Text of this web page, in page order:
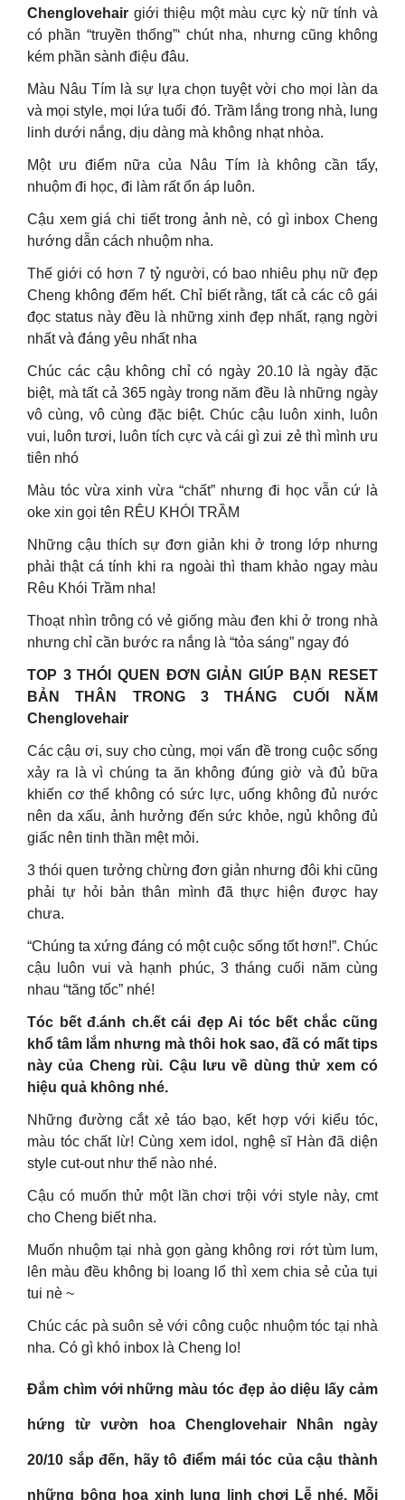
Chenglovehair giới thiệu một màu cực kỳ nữ tính và
có phần “truyền thống”‘ chút nha, nhưng cũng không
kém phần sành điệu đâu.
Màu Nâu Tím là sự lựa chọn tuyệt vời cho mọi làn da
và mọi style, mọi lứa tuổi đó. Trầm lắng trong nhà, lung
linh dưới nắng, dịu dàng mà không nhạt nhòa.
Một ưu điểm nữa của Nâu Tím là không cần tẩy,
nhuộm đi học, đi làm rất ổn áp luôn.
Cậu xem giá chi tiết trong ảnh nè, có gì inbox Cheng
hướng dẫn cách nhuộm nha.
Thế giới có hơn 7 tỷ người, có bao nhiêu phụ nữ đẹp
Cheng không đếm hết. Chỉ biết rằng, tất cả các cô gái
đọc status này đều là những xinh đẹp nhất, rạng ngời
nhất và đáng yêu nhất nha
Chúc các cậu không chỉ có ngày 20.10 là ngày đặc
biệt, mà tất cả 365 ngày trong năm đều là những ngày
vô cùng, vô cùng đặc biệt. Chúc cậu luôn xinh, luôn
vui, luôn tươi, luôn tích cực và cái gì zui zẻ thì mình ưu
tiên nhó
Màu tóc vừa xinh vừa “chất” nhưng đi học vẫn cứ là
oke xin gọi tên RÊU KHÓI TRẦM
Những cậu thích sự đơn giản khi ở trong lớp nhưng
phải thật cá tính khi ra ngoài thì tham khảo ngay màu
Rêu Khói Trầm nha!
Thoạt nhìn trông có vẻ giống màu đen khi ở trong nhà
nhưng chỉ cần bước ra nắng là “tỏa sáng” ngay đó
TOP 3 THÓI QUEN ĐƠN GIẢN GIÚP BẠN RESET
BẢN THÂN TRONG 3 THÁNG CUỐI NĂM
Chenglovehair
Các cậu ơi, suy cho cùng, mọi vấn đề trong cuộc sống
xảy ra là vì chúng ta ăn không đúng giờ và đủ bữa
khiến cơ thể không có sức lực, uống không đủ nước
nên da xấu, ảnh hưởng đến sức khỏe, ngủ không đủ
giấc nên tinh thần mệt mỏi.
3 thói quen tưởng chừng đơn giản nhưng đôi khi cũng
phải tự hỏi bản thân mình đã thực hiện được hay
chưa.
“Chúng ta xứng đáng có một cuộc sống tốt hơn!”. Chúc
cậu luôn vui và hạnh phúc, 3 tháng cuối năm cùng
nhau “tăng tốc” nhé!
Tóc bết đ.ánh ch.ết cái đẹp Ai tóc bết chắc cũng
khổ tâm lắm nhưng mà thôi hok sao, đã có mất tips
này của Cheng rùi. Cậu lưu về dùng thử xem có
hiệu quả không nhé.
Những đường cắt xẻ táo bạo, kết hợp với kiểu tóc,
màu tóc chất lừ! Cùng xem idol, nghệ sĩ Hàn đã diện
style cut-out như thế nào nhé.
Cậu có muốn thử một lần chơi trội với style này, cmt
cho Cheng biết nha.
Muốn nhuộm tại nhà gọn gàng không rơi rớt tùm lum,
lên màu đều không bị loang lổ thì xem chia sẻ của tụi
tui nè ~
Chúc các pà suôn sẻ với công cuộc nhuộm tóc tại nhà
nha. Có gì khó inbox là Cheng lo!
Đắm chìm với những màu tóc đẹp ảo diệu lấy cảm
hứng từ vườn hoa Chenglovehair Nhân ngày
20/10 sắp đến, hãy tô điểm mái tóc của cậu thành
những bông hoa xinh lung linh chơi Lễ nhé. Mỗi